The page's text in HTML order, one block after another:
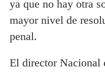
ya que no hay otra
mayor nivel de
penal.
El director Nacional